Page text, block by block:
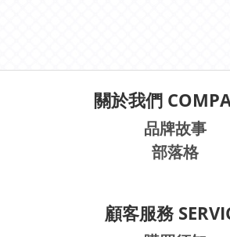
關於我們
品牌故事
部落格
顧客服務